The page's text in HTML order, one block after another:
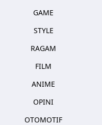
GAME
STYLE
RAGAM
FILM
ANIME
OPINI
OTOMOTIF